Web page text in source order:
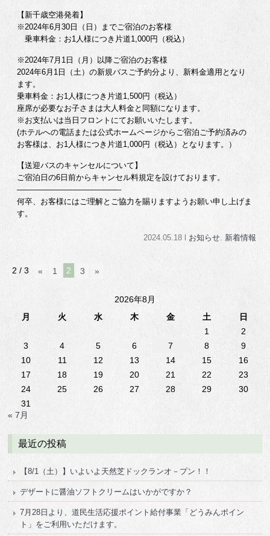
【新千歳空港発着】
※2024年6月30日（日）までご宿泊のお客様
乗車料金：お1人様につき片道1,000円（税込）
※2024年7月1日（月）以降ご宿泊のお客様
2024年6月1日（土）の新規バスご予約分より、新料金適用となり
ます。
乗車料金：お1人様につき片道1,500円（税込）
座席が必要なお子さまは大人料金と同額になります。
※お支払いは当日フロントにてお願いいたします。
(ホテルへの電話または公式ホームページからご宿泊ご予約済みの
お客様は、お1人様につき片道1,000円（税込）となります。）
【送迎バスのキャンセルについて】
ご宿泊日の6日前からキャンセル料規定を設けております。
—————————————-
何卒、お客様にはご理解とご協力を賜りますようお願い申し上げま
す。
2024.05.18 l お知らせ. 新着情報
2 / 3 « 1 2 3 »
2026年8月
月
火 水 木 金 土
日
1
2
3
4 5 6 7 8
9
10
11 12 13 14 15
16
17
18 19 20 21 22
23
24
25 26 27 28 29
30
31
« 7月
最近の投稿
【8/1（土）】いよいよ天然芝ドックランオ－プン！！
デザートに醤油ソフトクリームはいかがですか？
7月28日より、道民生活応援ポイント給付事業「どうみんポイン
ト」をご利用いただけます。